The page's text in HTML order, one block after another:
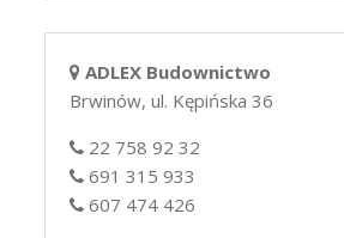
ADLEX Budownictwo
Brwinów, ul. Kępińska 36
22 758 92 32
691 315 933
607 474 426